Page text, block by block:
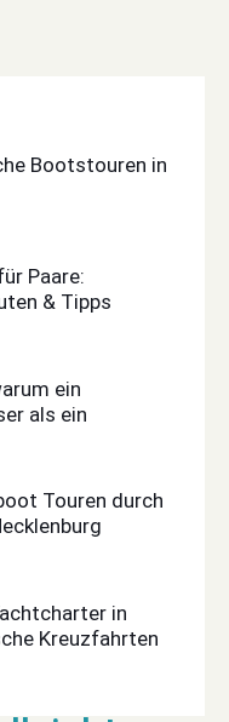
Bootstouren in
Paare:
& Tipps
ein
als ein
Touren durch
in
Kreuzfahrten